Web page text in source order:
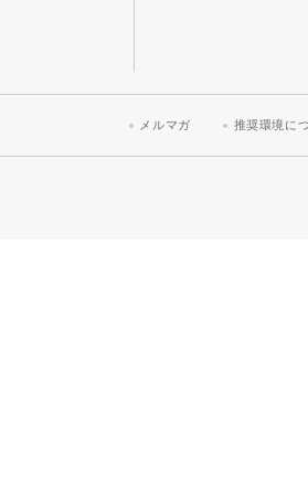
メルマガ 推奨環境に